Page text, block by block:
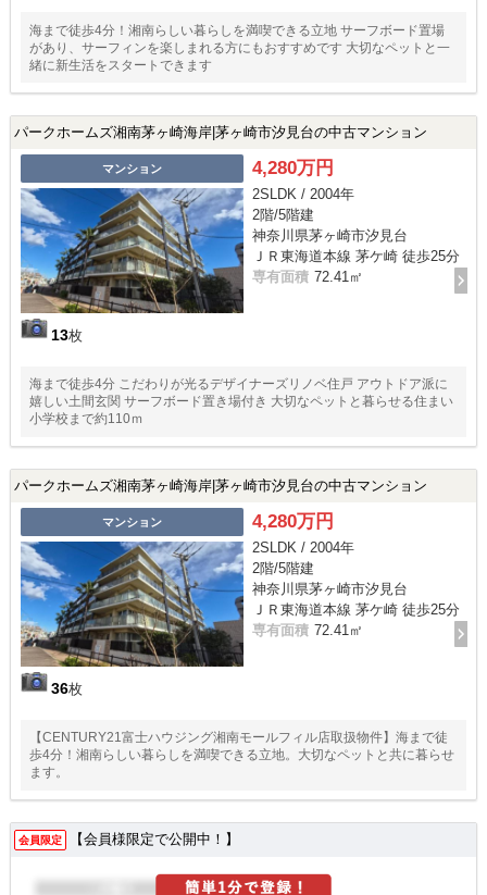
海まで徒歩4分！湘南らしい暮らしを満喫できる立地 サーフボード置場
があり、サーフィンを楽しまれる方にもおすすめです 大切なペットと一
緒に新生活をスタートできます
パークホームズ湘南茅ヶ崎海岸|茅ヶ崎市汐見台の中古マンション
マンション
13枚
4,280万円
2SLDK / 2004年
2階/5階建
神奈川県茅ヶ崎市汐見台
ＪＲ東海道本線 茅ケ崎 徒歩25分
専有面積 72.41㎡
海まで徒歩4分 こだわりが光るデザイナーズリノベ住戸 アウトドア派に
嬉しい土間玄関 サーフボード置き場付き 大切なペットと暮らせる住まい
小学校まで約110ｍ
パークホームズ湘南茅ヶ崎海岸|茅ヶ崎市汐見台の中古マンション
マンション
36枚
4,280万円
2SLDK / 2004年
2階/5階建
神奈川県茅ヶ崎市汐見台
ＪＲ東海道本線 茅ケ崎 徒歩25分
専有面積 72.41㎡
【CENTURY21富士ハウジング湘南モールフィル店取扱物件】海まで徒
歩4分！湘南らしい暮らしを満喫できる立地。大切なペットと共に暮らせ
ます。
会員限定 【会員様限定で公開中！】